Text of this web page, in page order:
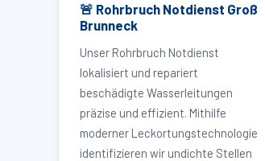
🚨 Rohrbruch Notdienst Groß
Brunneck
Unser Rohrbruch Notdienst
lokalisiert und repariert
beschädigte Wasserleitungen
präzise und effizient. Mithilfe
moderner Leckortungstechnologie
identifizieren wir undichte Stellen